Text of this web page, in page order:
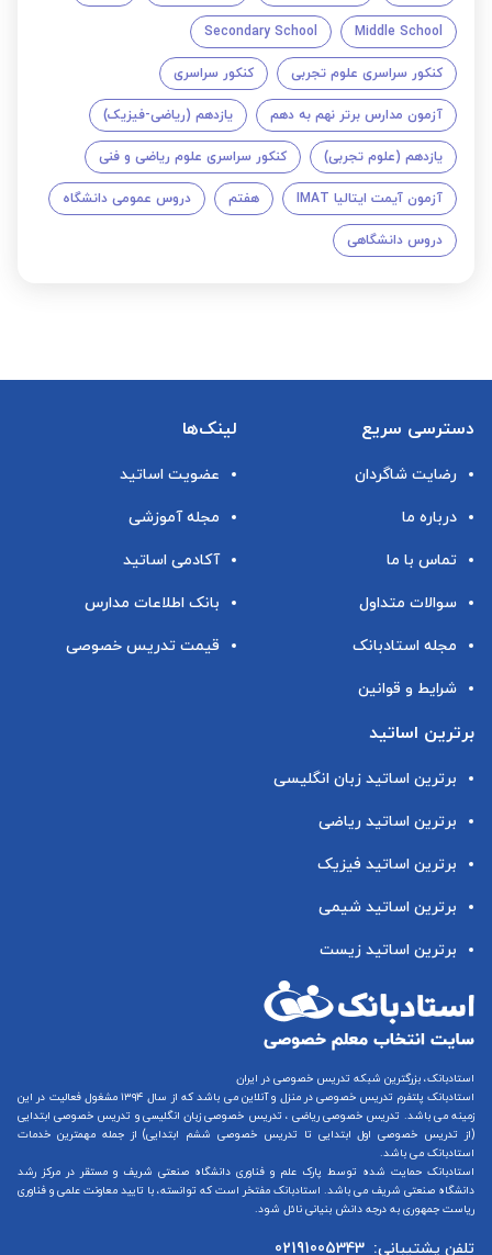
Middle School
Secondary School
کنکور سراسری علوم تجربی کنکور سراسری
آزمون مدارس برتر نهم به دهم یازدهم (ریاضی-فیزیک)
یازدهم (علوم تجربی) کنکور سراسری علوم ریاضی و فنی
آزمون آیمت ایتالیا IMAT هفتم دروس عمومی دانشگاه
دروس دانشگاهی
دسترسی سریع
رضایت شاگردان
درباره ما
تماس با ما
سوالات متداول
مجله استادبانک
شرایط و قوانین
لینک‌ها
عضویت اساتید
مجله آموزشی
آکادمی اساتید
بانک اطلاعات مدارس
قیمت تدریس خصوصی
برترین اساتید
برترین اساتید زبان انگلیسی
برترین اساتید ریاضی
برترین اساتید فیزیک
برترین اساتید شیمی
برترین اساتید زیست
استادبانک، بزرگترین شبکه تدریس خصوصی در ایران
استادبانک پلتفرم تدریس خصوصی در منزل و آنلاین
می باشد که از سال ۱۳۹۴ مشغول فعالیت در این
زمینه می باشد. تدریس خصوصی ریاضی ، تدریس خصوصی زبان انگلیسیو تدریس خصوصی ابتدایی
(از تدریس خصوصی اول ابتدایی تا تدریس خصوصی ششم ابتدایی) از جمله مهمترین خدمات
استادبانک می باشد.
استادبانک حمایت شده توسط پارک علم و فناوری دانشگاه صنعتی شریف و مستقر در مرکز رشد
دانشگاه صنعتی شریف می باشد. استادبانک مفتخر است که توانسته، با تایید معاونت علمی و فناوری
ریاست جمهوری به درجه دانش بنیانی نائل شود.
تلفن پشتیبانی: 02191005343